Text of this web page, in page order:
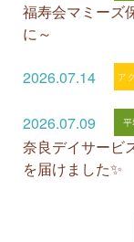
福寿会マミー
に～
2026.07.14
2026.07.09
奈良デイサービ
を届けました✨